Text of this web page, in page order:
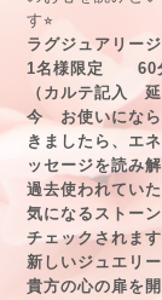
す⭐︎
ラグジュアリー
1名様限定
（カルテ記入
今 お使いになら
きましたら、エ
ッセージを読み
過去使われてい
気になるストー
チェックされま
新しいジュエリ
貴方の心の扉を